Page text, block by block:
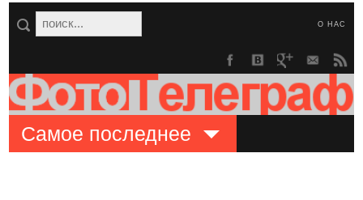
О НАС
Самое последнее